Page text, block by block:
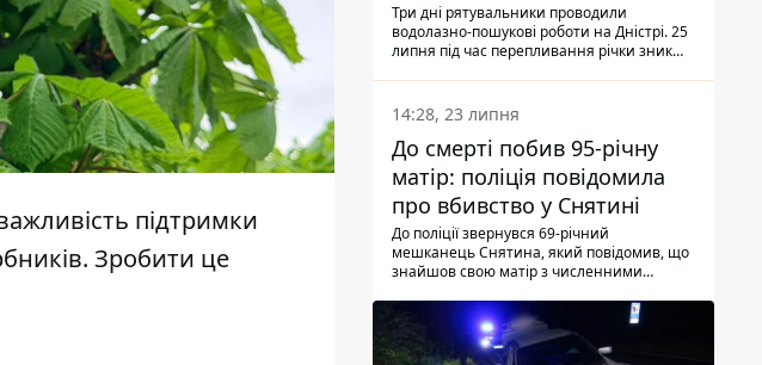
підтримки
Зробити це
Три дні рятувальники проводили
водолазно-пошукові роботи на Дністрі. 25
липня під час перепливання річки зник
виявили тіло.
14:28, 23 липня
До смерті побив 95-річну
матір: поліція повідомила
про вбивство у Снятині
До поліції звернувся 69-річний
мешканець Снятина, який повідомив, що
знайшов свою матір з численними
з'ясували правоохоронці, ці травми жінці
наніс її син.